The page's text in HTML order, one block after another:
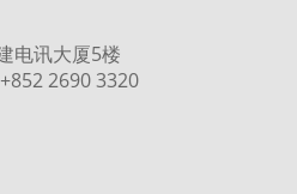
电讯大厦5楼
2690 3320